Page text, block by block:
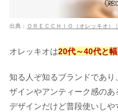
出典： ＯＲＥＣＣＨＩＯ（オレッキオ）
オレッキオは20代～40代と
知る人ぞ知るブランドであ
ザインやアンティーク感の
デザインだけど普段使いし